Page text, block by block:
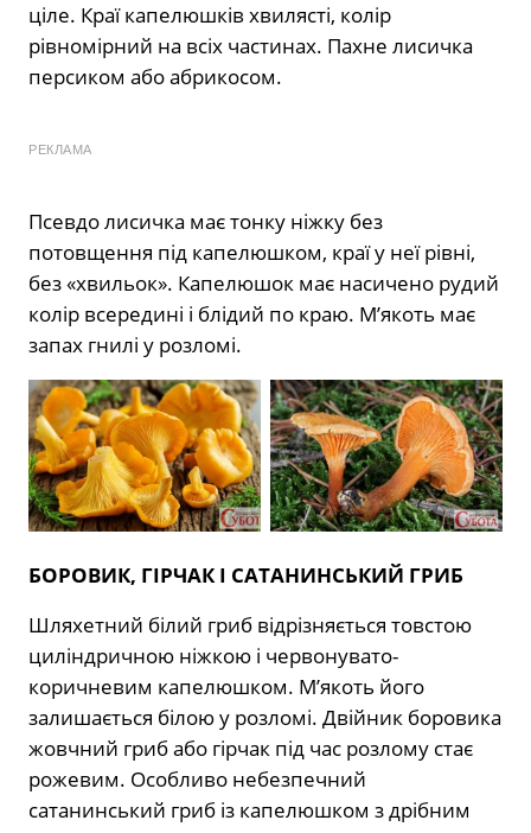
ціле. Краї капелюшків хвилясті, колір
рівномірний на всіх частинах. Пахне лисичка
персиком або абрикосом.
РЕКЛАМА
Псевдо лисичка має тонку ніжку без
потовщення під капелюшком, краї у неї рівні,
без «хвильок». Капелюшок має насичено рудий
колір всередині і блідий по краю. М’якоть має
запах гнилі у розломі.
БОРОВИК, ГІРЧАК І САТАНИНСЬКИЙ ГРИБ
Шляхетний білий гриб відрізняється товстою
циліндричною ніжкою і червонувато-
коричневим капелюшком. М’якоть його
залишається білою у розломі. Двійник боровика
жовчний гриб або гірчак під час розлому стає
рожевим. Особливо небезпечний
сатанинський гриб із капелюшком з дрібним